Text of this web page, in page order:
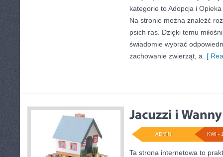
kategorie to Adopcja i
Na stronie można znaleźć
psich ras. Dzięki temu
świadomie wybrać
zachowanie zwierząt, a [
KWI -
ADMIN
Ta strona internetowa to